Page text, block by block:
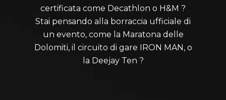
certificata come Decathlon o H&M ?
Stai pensando alla borraccia ufficiale di
un evento, come la Maratona delle
Dolomiti, il circuito di gare IRON MAN, o
la Deejay Ten ?